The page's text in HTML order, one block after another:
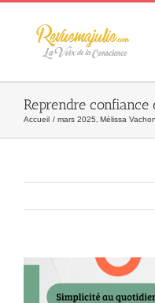
Skip
Reprendre
Accueil mars 2025 Mélissa Vachon
Agrandir
l&apos;image